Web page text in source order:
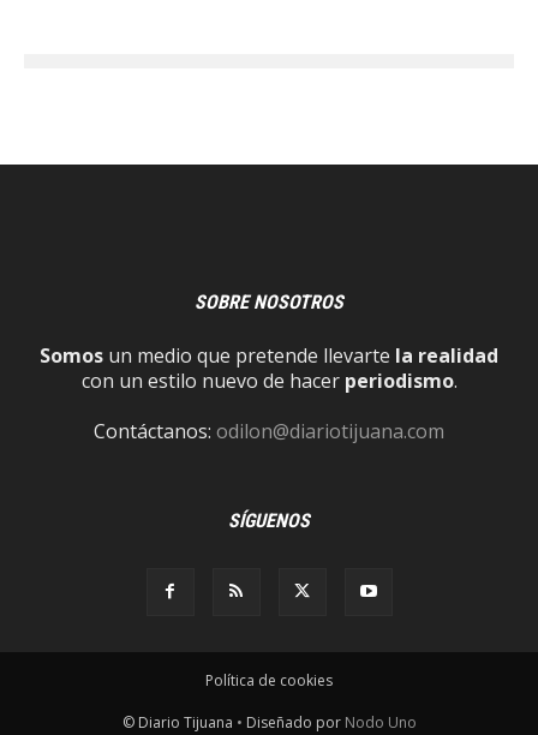
SOBRE NOSOTROS
Somos un medio que pretende llevarte la realidad
con un estilo nuevo de hacer periodismo.
Contáctanos: odilon@diariotijuana.com
SÍGUENOS
Política de cookies
© Diario Tijuana • Diseñado por Nodo Uno